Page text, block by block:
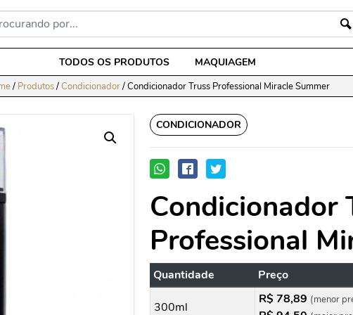
TODOS OS PRODUTOS MAQUIAGEM
/ Produtos/Condicionador/Condicionador Truss Professional Miracle Summer
CONDICIONADOR
Condicionador
Professional
Quantidade Preço
300ml
R$ 78,89 (menor